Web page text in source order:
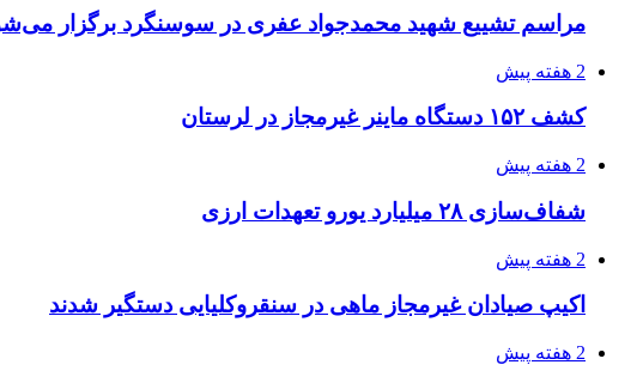
مراسم تشییع شهید محمدجواد عفری در سوسنگرد برگزار
2 هفته پیش
کشف ۱۵۲ دستگاه ماینر غیرمجاز در لرستان
2 هفته پیش
شفاف‌سازی ۲۸ میلیارد یورو تعهدات ارزی
2 هفته پیش
اکیپ صیادان غیرمجاز ماهی در سنقروکلیایی دستگیر شدند
2 هفته پیش